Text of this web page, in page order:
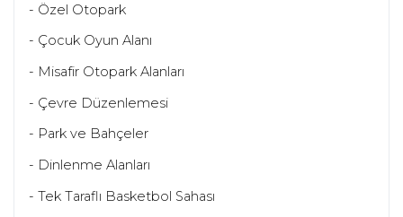
- Özel Otopark
- Çocuk Oyun Alanı
- Misafir Otopark Alanları
- Çevre Düzenlemesi
- Park ve Bahçeler
- Dinlenme Alanları
- Tek Taraflı Basketbol Sahası